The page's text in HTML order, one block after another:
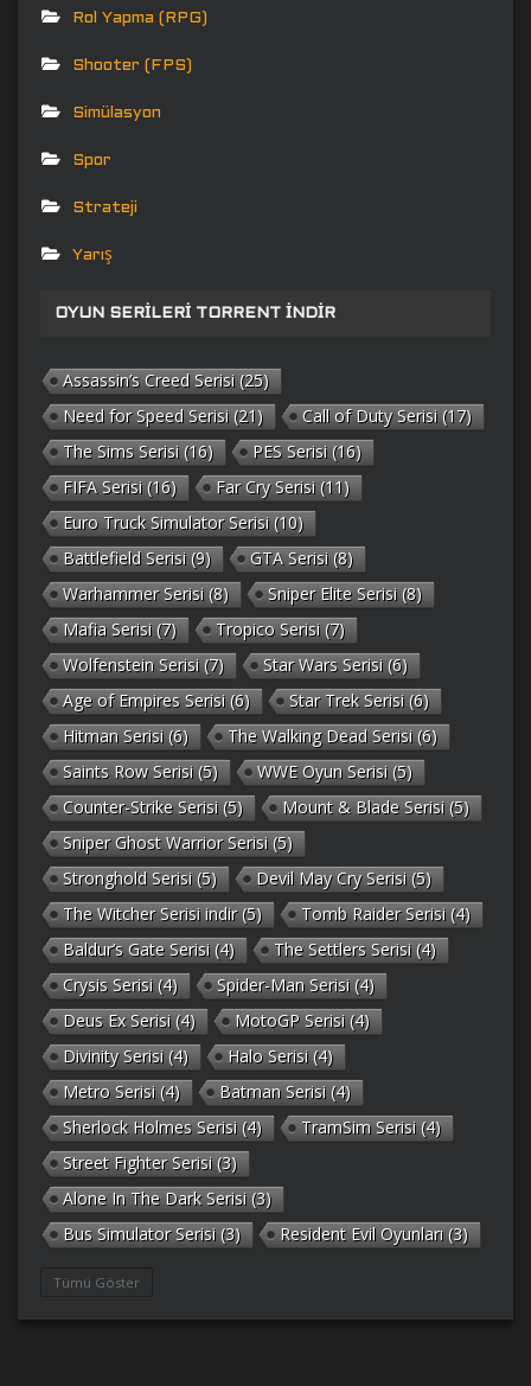
Rol Yapma (RPG)
Shooter (FPS)
Simülasyon
Spor
Strateji
Yarış
OYUN SERILERI TORRENT İNDIR
Assassin’s Creed Serisi (25)
Need for Speed Serisi (21) Call of Duty Serisi (17)
The Sims Serisi (16) PES Serisi (16)
FIFA Serisi (16) Far Cry Serisi (11)
Euro Truck Simulator Serisi (10)
Battlefield Serisi (9) GTA Serisi (8)
Warhammer Serisi (8) Sniper Elite Serisi (8)
Mafia Serisi (7) Tropico Serisi (7)
Wolfenstein Serisi (7) Star Wars Serisi (6)
Age of Empires Serisi (6) Star Trek Serisi (6)
Hitman Serisi (6) The Walking Dead Serisi (6)
Saints Row Serisi (5) WWE Oyun Serisi (5)
Counter-Strike Serisi (5) Mount & Blade Serisi (5)
Sniper Ghost Warrior Serisi (5)
Stronghold Serisi (5) Devil May Cry Serisi (5)
The Witcher Serisi indir(5) Tomb Raider Serisi (4)
Baldur’s Gate Serisi (4) The Settlers Serisi (4)
Crysis Serisi (4) Spider-Man Serisi (4)
Deus Ex Serisi (4) MotoGP Serisi (4)
Divinity Serisi (4) Halo Serisi (4)
Metro Serisi (4) Batman Serisi (4)
Sherlock Holmes Serisi (4) TramSim Serisi (4)
Street Fighter Serisi (3)
Alone In The Dark Serisi (3)
Bus Simulator Serisi (3) Resident Evil Oyunları (3)
Tümü Göster